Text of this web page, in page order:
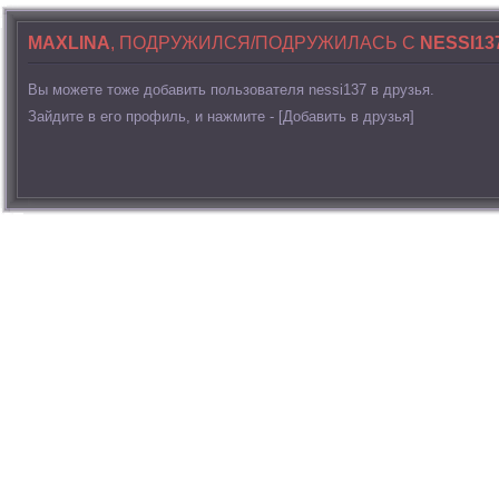
MAXLINA, ПОДРУЖИЛСЯ/ПОДРУЖИЛАСЬ С
Вы можете тоже добавить пользователя nessi137 в друзья.
Зайдите в его профиль, и нажмите - [Добавить в друзья]